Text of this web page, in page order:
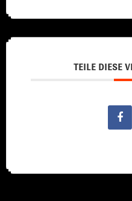
TEILE DIESE